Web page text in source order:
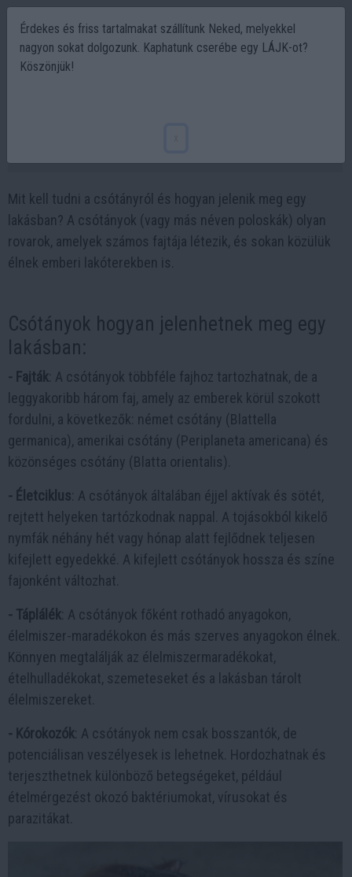
Mit kell tudni a csótányról és hogyan jelenik meg egy
lakásban? A csótányok (vagy más néven poloskák) olyan
rovarok, amelyek számos fajtája létezik, és sokan közülük
élnek emberi lakóterekben is.
Csótányok hogyan jelenhetnek meg egy
lakásban:
- Fajták : A csótányok többféle fajhoz tartozhatnak, de a
leggyakoribb három faj, amely az emberek körül szokott
fordulni, a következők: német csótány (Blattella
germanica), amerikai csótány (Periplaneta americana) és
közönséges csótány (Blatta orientalis).
- Életciklus : A csótányok általában éjjel aktívak és sötét,
rejtett helyeken tartózkodnak nappal. A tojásokból kikelő
nymfák néhány hét vagy hónap alatt fejlődnek teljesen
kifejlett egyedekké. A kifejlett csótányok hossza és színe
fajonként változhat.
- Táplálék : A csótányok főként rothadó anyagokon,
élelmiszer-maradékokon és más szerves anyagokon élnek.
Könnyen megtalálják az élelmiszermaradékokat,
ételhulladékokat, szemeteseket és a lakásban tárolt
élelmiszereket.
- Kórokozók : A csótányok nem csak bosszantók, de
potenciálisan veszélyesek is lehetnek. Hordozhatnak és
terjeszthetnek különböző betegségeket, például
ételmérgezést okozó baktériumokat, vírusokat és
parazitákat.
Érdekes és friss tartalmakat szállítunk Neked, melyekkel
nagyon sokat dolgozunk. Kaphatunk cserébe egy LÁJK-ot?
Köszönjük!